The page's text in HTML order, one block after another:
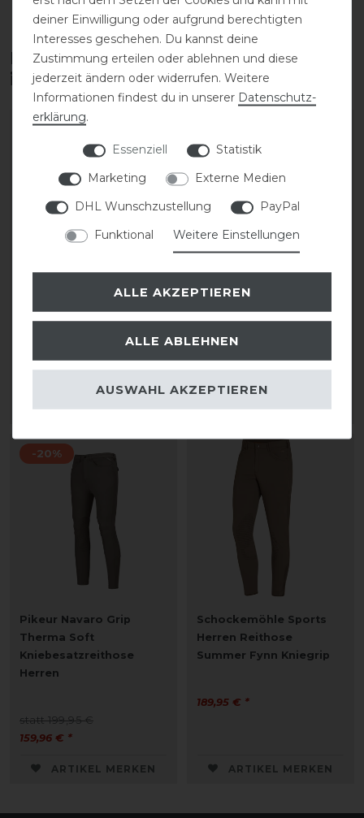
Diese Produkte könnten dich auch
interessieren
-20%
Pikeur Rodrigo Grip II
Kniebesatzhose Herren
statt 199,95 €
ARTIKEL MERKEN
Kingsland Kenton
Kneegrip Reithose
ARTIKEL MERKEN
-20%
Pikeur Navaro Grip
Therma Soft
Kniebesatzreithose
Herren
statt 199,95 €
159,96 € *
ARTIKEL MERKEN
Schockemöhle Sports
Herren Reithose
Summer Fynn Kniegrip
189,95 € *
ARTIKEL MERKEN
deiner Einwilligung oder aufgrund berechtigten
Interesses geschehen. Du kannst deine
Zustimmung erteilen oder ablehnen und diese
jederzeit ändern oder widerrufen. Weitere
Informationen findest du in unserer Daten­schutz­
erklärung.
Essenziell
Statistik
Marketing
Externe Medien
DHL Wunschzustellung
PayPal
Funktional
Weitere Einstellungen
ALLE AKZEPTIEREN
ALLE ABLEHNEN
AUSWAHL AKZEPTIEREN